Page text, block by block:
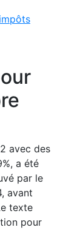
avec des
a été
par le
avant
texte
pour